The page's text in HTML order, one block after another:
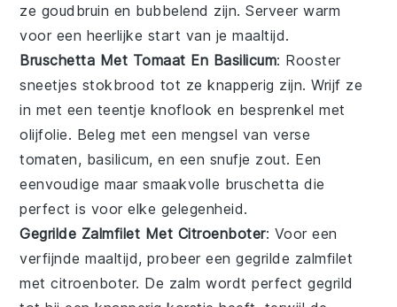
ze goudbruin en bubbelend zijn. Serveer warm
voor een heerlijke start van je maaltijd.
Bruschetta Met Tomaat En Basilicum: Rooster
sneetjes stokbrood tot ze knapperig zijn. Wrijf ze
in met een teentje knoflook en besprenkel met
olijfolie. Beleg met een mengsel van verse
tomaten, basilicum, en een snufje zout. Een
eenvoudige maar smaakvolle bruschetta die
perfect is voor elke gelegenheid.
Gegrilde Zalmfilet Met Citroenboter: Voor een
verfijnde maaltijd, probeer eengegrilde zalmfilet
met citroenboter. De zalm wordt perfect gegrild